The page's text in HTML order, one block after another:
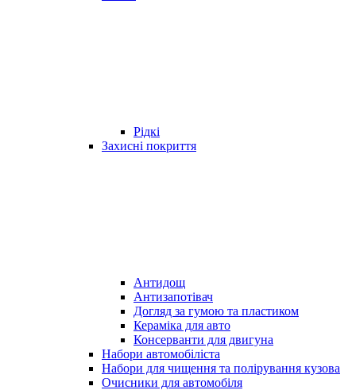
Рідкі
Захисні покриття
Антидощ
Антизапотівач
Догляд за гумою та пластиком
Кераміка для авто
Консерванти для двигуна
Набори автомобіліста
Набори для чищення та полірування кузова
Очисники для автомобіля